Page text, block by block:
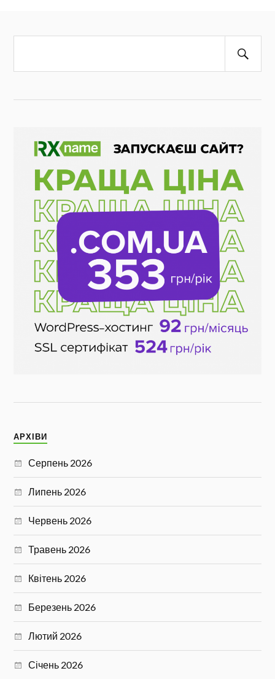
АРХІВИ
Серпень 2026
Липень 2026
Червень 2026
Травень 2026
Квітень 2026
Березень 2026
Лютий 2026
Січень 2026